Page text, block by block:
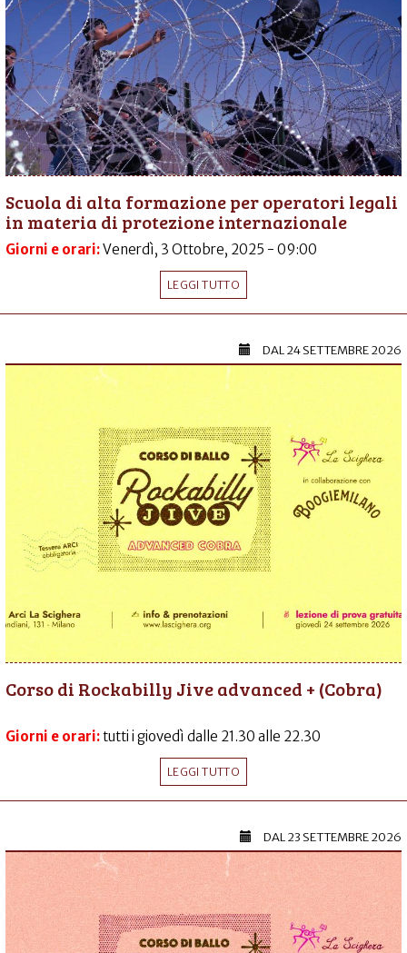
Scuola di alta formazione per operatori legali
in materia di protezione internazionale
Giorni e orari:Venerdì, 3 Ottobre, 2025 - 09:00
LEGGI TUTTO
DAL24 SETTEMBRE 2026
Corso di Rockabilly Jive advanced + (Cobra)
Giorni e orari:tutti i giovedì dalle 21.30 alle 22.30
LEGGI TUTTO
DAL23 SETTEMBRE 2026